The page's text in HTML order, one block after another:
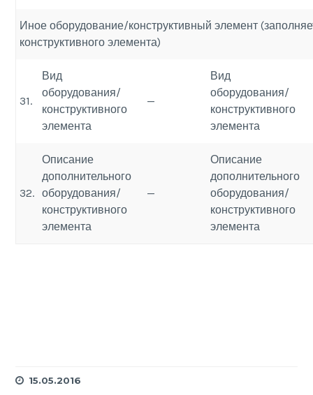
Иное оборудование/конструктивный элемент
конструктивного элемента)
31.
Вид
оборудования/
конструктивного
элемента
—
Вид
оборудования/
конструктивного
элемента
32.
Описание
дополнительного
оборудования/
конструктивного
элемента
—
Описание
дополнительного
оборудования/
конструктивного
элемента
15.05.2016